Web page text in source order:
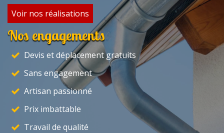
Voir nos réalisations
Nos engagements
Devis et déplacement gratuits
Sans engagement
Artisan passionné
Prix imbattable
Travail de qualité